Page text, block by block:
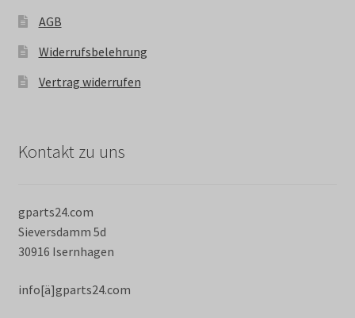
AGB
Widerrufsbelehrung
Vertrag widerrufen
Kontakt zu uns
gparts24.com
Sieversdamm 5d
30916 Isernhagen
info[ä]gparts24.com